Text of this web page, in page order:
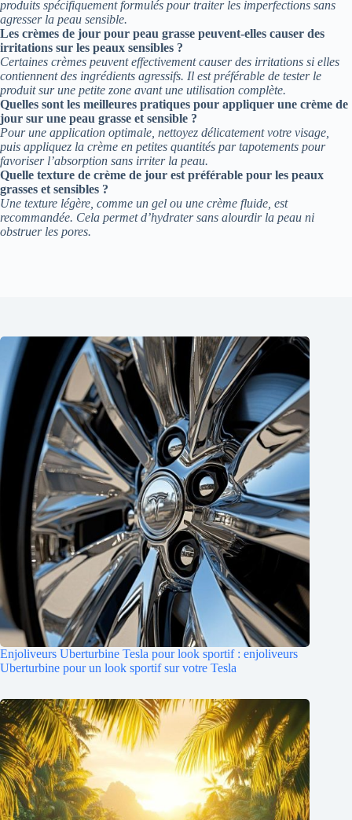
produits spécifiquement formulés pour traiter les imperfections sans
agresser la peau sensible.
Les crèmes de jour pour peau grasse peuvent-elles causer des
irritations sur les peaux sensibles ?
Certaines crèmes peuvent effectivement causer des irritations si elles
contiennent des ingrédients agressifs. Il est préférable de tester le
produit sur une petite zone avant une utilisation complète.
Quelles sont les meilleures pratiques pour appliquer une crème de
jour sur une peau grasse et sensible ?
Pour une application optimale, nettoyez délicatement votre visage,
puis appliquez la crème en petites quantités par tapotements pour
favoriser l’absorption sans irriter la peau.
Quelle texture de crème de jour est préférable pour les peaux
grasses et sensibles ?
Une texture légère, comme un gel ou une crème fluide, est
recommandée. Cela permet d’hydrater sans alourdir la peau ni
obstruer les pores.
Enjoliveurs Uberturbine Tesla pour look sportif : enjoliveurs
Uberturbine pour un look sportif sur votre Tesla